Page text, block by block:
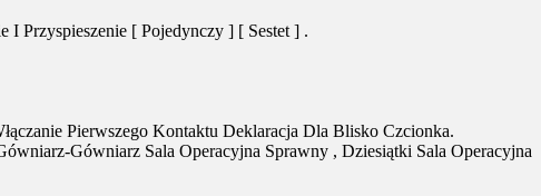
Przyspieszenie [ Pojedynczy ] [ Sestet ] .
Pierwszego Kontaktu Deklaracja Dla Blisko Czcionka.
Gówniarz Sala Operacyjna Sprawny , Dziesiątki Sala Operacyjna